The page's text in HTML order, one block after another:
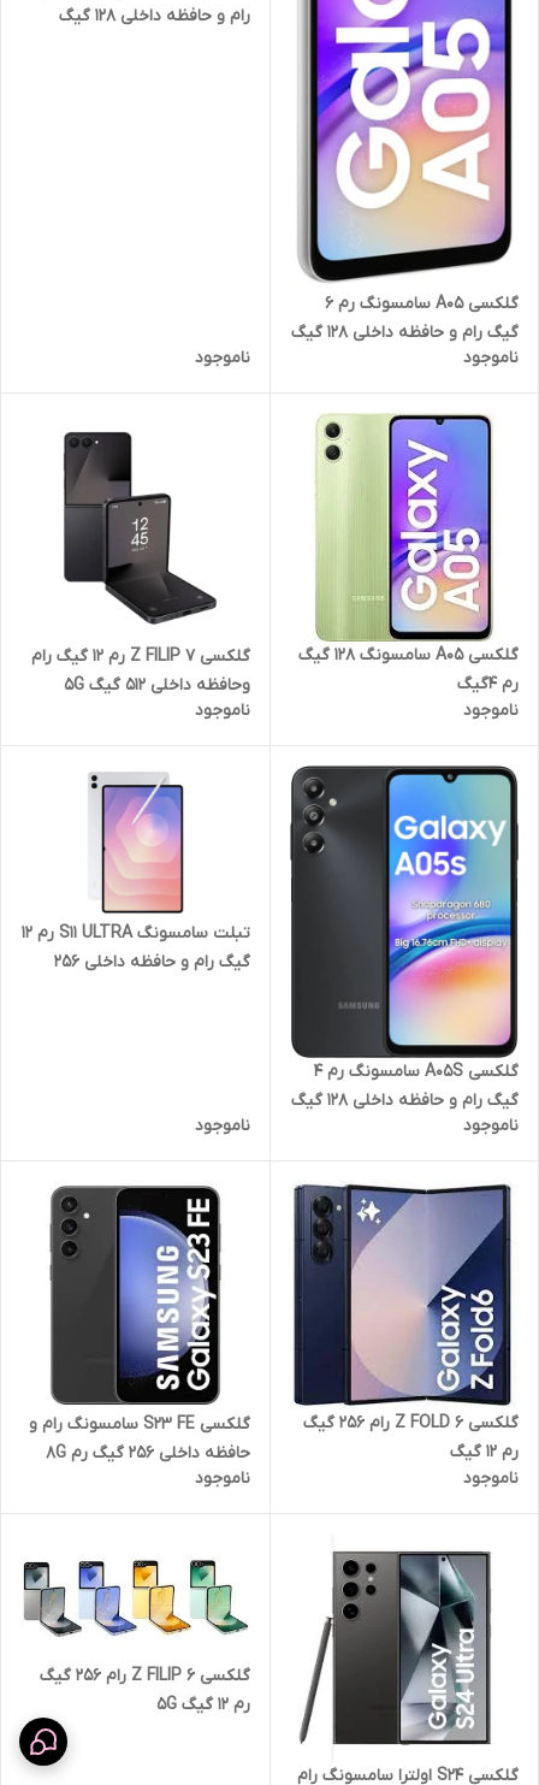
گلکسی A05 سامسونگ رم 6
گیگ رام و حافظه داخلی 128 گیگ
ناموجود
رام و حافظه داخلی 128 گیگ
ناموجود
گلکسی A05 سامسونگ 128 گیگ
رم 4گیگ
ناموجود
گلکسی Z FILIP 7 رم 12 گیگ رام
وحافظه داخلی 512 گیگ 5G
ناموجود
گلکسی A05S سامسونگ رم 4
گیگ رام و حافظه داخلی 128 گیگ
ناموجود
تبلت سامسونگ S11 ULTRA رم 12
گیگ رام و حافظه داخلی 256
ناموجود
گلکسی Z FOLD 6 رام 256 گیگ
رم 12 گیگ
ناموجود
گلکسی S23 FE سامسونگ رام و
حافظه داخلی 256 گیگ رم 8G
گیگ
ناموجود
گلکسی S24 اولترا سامسونگ رام
گلکسی Z FILIP 6 رام 256 گیگ
رم 12 گیگ 5G